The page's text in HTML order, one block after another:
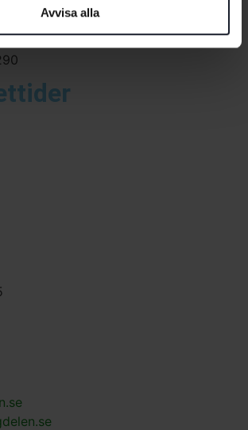
Avvisa alla
erfarenhet.